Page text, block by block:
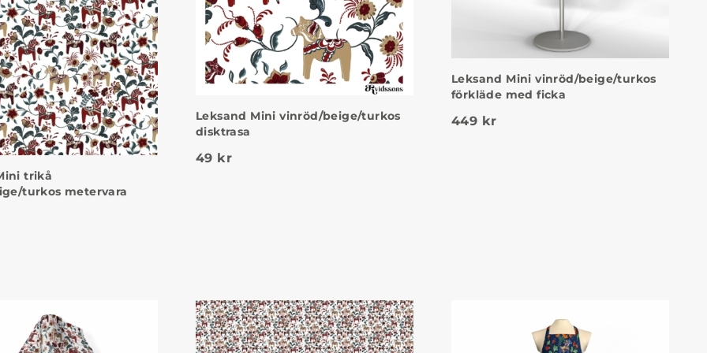
trikå
turkos metervara
Leksand Mini vinröd/beige/turkos
disktrasa
49 kr
Leksand Mini vinröd/beige/turkos
förkläde med ficka
449 kr